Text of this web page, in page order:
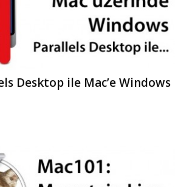
Desktop ile Mac’e Windows